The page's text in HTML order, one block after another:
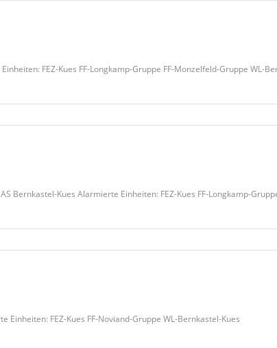
FEZ-Kues FF-Longkamp-Gruppe FF-Monzelfeld-Gruppe WL-
Bernkastel-Kues Alarmierte Einheiten: FEZ-Kues FF-Longkamp-
FEZ-Kues FF-Noviand-Gruppe WL-Bernkastel-Kues